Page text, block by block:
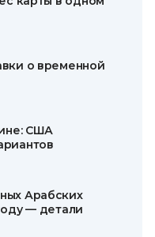
о временной
США
Арабских
— детали